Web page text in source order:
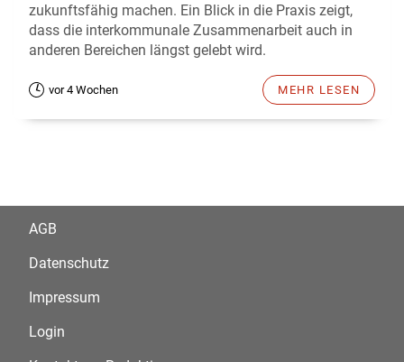
zukunftsfähig machen. Ein Blick in die Praxis zeigt,
dass die interkommunale Zusammenarbeit auch in
anderen Bereichen längst gelebt wird.
vor 4 Wochen MEHR LESEN
AGB
Datenschutz
Impressum
Login